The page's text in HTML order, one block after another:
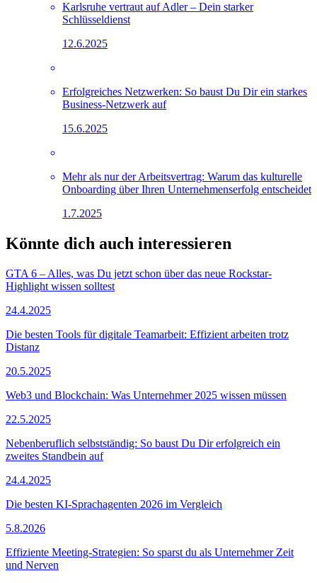
Karlsruhe vertraut auf Adler – Dein starker
Schlüsseldienst
12.6.2025
Erfolgreiches Netzwerken: So baust Du Dir ein starkes
Business-Netzwerk auf
15.6.2025
Mehr als nur der Arbeitsvertrag: Warum das kulturelle
Onboarding über Ihren Unternehmenserfolg entscheidet
1.7.2025
Könnte dich auch interessieren
GTA 6 – Alles, was Du jetzt schon über das neue Rockstar-
Highlight wissen solltest
24.4.2025
Die besten Tools für digitale Teamarbeit: Effizient arbeiten trotz
Distanz
20.5.2025
Web3 und Blockchain: Was Unternehmer 2025 wissen müssen
22.5.2025
Nebenberuflich selbstständig: So baust Du Dir erfolgreich ein
zweites Standbein auf
24.4.2025
Die besten KI-Sprachagenten 2026 im Vergleich
5.8.2026
Effiziente Meeting-Strategien: So sparst du als Unternehmer Zeit
und Nerven